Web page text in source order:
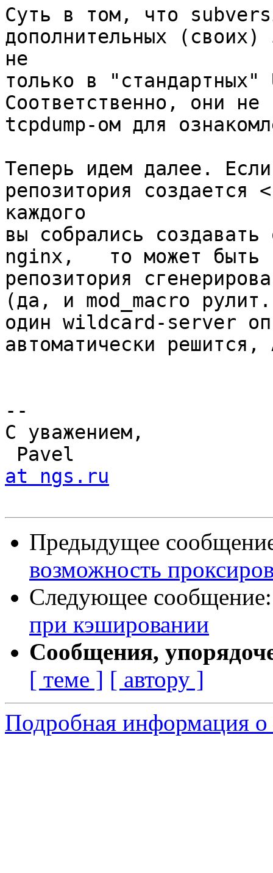
Суть в том, что
дополнительных (своих)
не
только в
Соответственно, они не
tcpdump-ом для
Теперь идем далее.
репозитория
каждого
вы собрались
nginx,   то может быть
репозитория
(да, и mod_macro
один wildcard-server
автоматически решится,
--
С уважением,
Pavel
at ngs.ru
Предыдущее
возможность
Следующее
при кэшировании
Сообщения,
[ теме ] [ автору ]
Подробная информация